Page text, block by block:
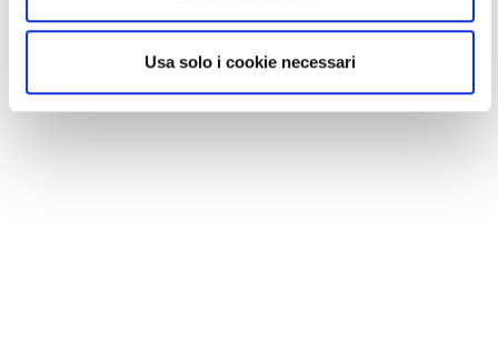
Usa solo i cookie necessari